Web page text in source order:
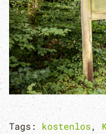
Tags: kostenlos ,